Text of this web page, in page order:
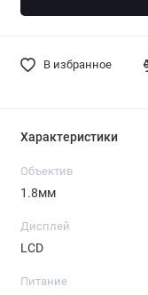
В избранное
Характеристики
Объектив
1.8мм
Дисплей
LCD
Питание